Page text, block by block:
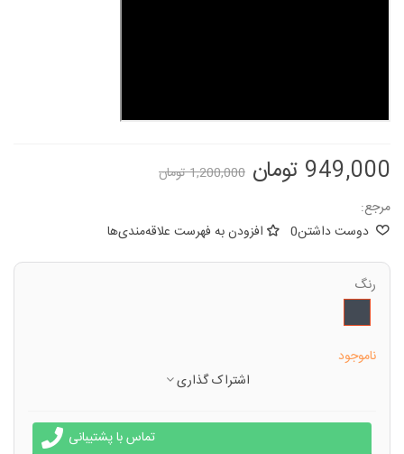
949,000 تومان
1,200,000 تومان
مرجع:
دوست داشتن0 افزودن به فهرست علاقه‌مندی‌ها
رنگ
ناموجود
اشتراک گذاری
تماس با پشتیبانی